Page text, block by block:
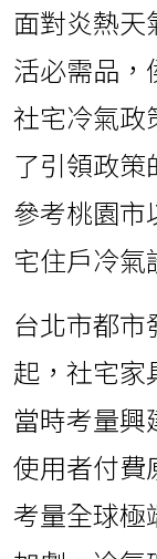
面對炎熱天
活必需品，
社宅冷氣政
了引領政
參考桃園市
宅住戶冷氣
台北市都市
起，社宅家
當時考量
使用者付費
考量全球極